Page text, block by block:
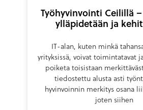
Työhyvinvointi Ceilillä
ylläpidetään ja
IT-alan, kuten minkä
yrityksissä, voivat toimintatavat
poiketa toisistaan
tiedostettu alusta asti
hyvinvoinnin merkitys osana
joten siihen